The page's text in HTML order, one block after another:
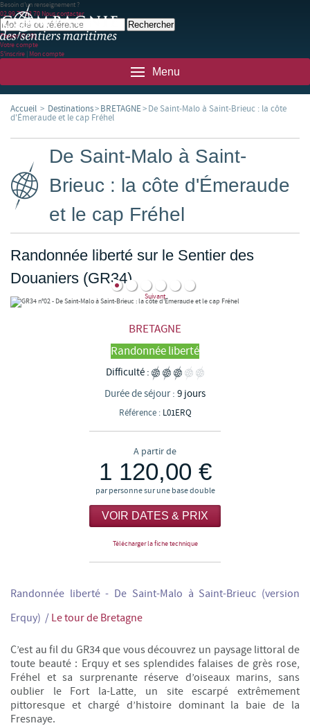
Besoin d'un renseignement ?
02 99 78 83 70 Nous contacter
Panier(0)(0)
Votre compte
S'inscrire | Mon compte
Menu
Accueil > Destinations>BRETAGNE>De Saint-Malo à Saint-Brieuc : la côte
d'Émeraude et le cap Fréhel
De Saint-Malo à Saint-
Brieuc : la côte d'Émeraude
et le cap Fréhel
Randonnée liberté sur le Sentier des
Douaniers (GR34)
Suivant
BRETAGNE
Randonnée liberté
Difficulté :
Durée de séjour : 9 jours
Référence : L01ERQ
A partir de
1 120,00 €
par personne sur une base double
VOIR DATES & PRIX
Télécharger la fiche technique
Randonnée liberté - De Saint-Malo à Saint-Brieuc (version
Erquy) / Le tour de Bretagne
C’est au fil du GR34 que vous découvrez un paysage littoral de
toute beauté : Erquy et ses splendides falaises de grès rose,
Fréhel et sa surprenante réserve d’oiseaux marins, sans
oublier le Fort la-Latte, un site escarpé extrêmement
pittoresque et chargé d’histoire dominant la baie de la
Fresnaye.